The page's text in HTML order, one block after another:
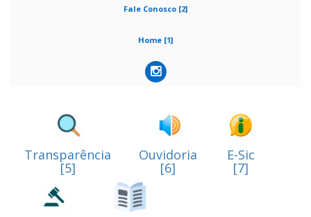
Fale Conosco [2]
Home [1]
Transparência
[5]
Ouvidoria
[6]
E-Sic
[7]